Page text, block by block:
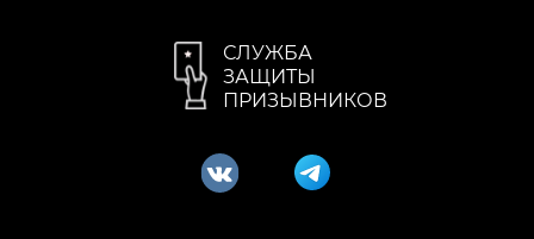
СЛУЖБА
ЗАЩИТЫ
ПРИЗЫВНИКОВ